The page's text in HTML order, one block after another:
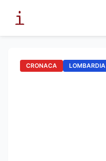
CRONACA LOMBARDIA